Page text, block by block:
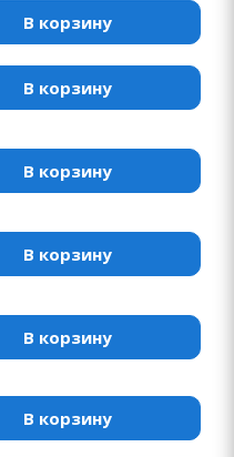
В корзину
В корзину
В корзину
В корзину
В корзину
В корзину